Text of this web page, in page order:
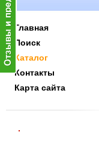
Главная
Поиск
Каталог
Контакты
Карта сайта